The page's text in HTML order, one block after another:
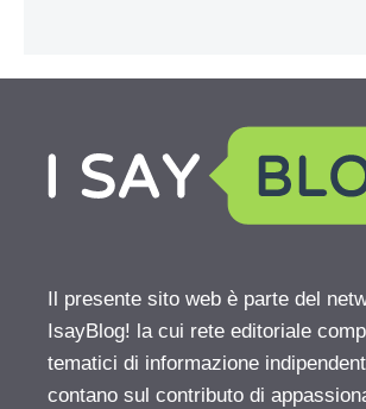
Il presente sito web è parte del
IsayBlog! la cui rete editoriale
tematici di informazione
contano sul contributo di